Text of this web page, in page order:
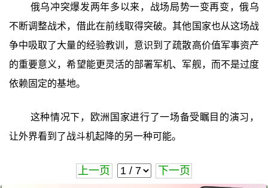
俄乌冲突爆发两年多以来，战场局势一变再变，俄乌
不断调整战术，借此在前线取得突破。其他国家也从这场战
争中吸取了大量的经验教训，意识到了疏散高价值军事资产
的重要意义，希望能更灵活的部署军机、军舰，而不是过度
依赖固定的基地。
这种情况下，欧洲国家进行了一场备受瞩目的演习，
让外界看到了战斗机起降的另一种可能。
上一页 下一页